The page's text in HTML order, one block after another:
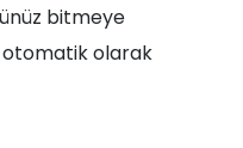
bitmeye
otomatik olarak